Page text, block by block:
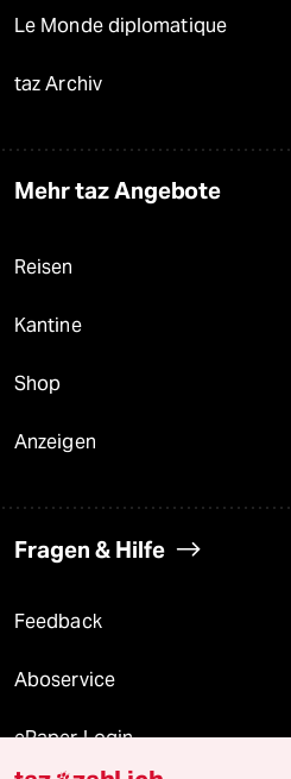
Le Monde diplomatique
taz Archiv
Mehr taz Angebote
Reisen
Kantine
Shop
Anzeigen
Fragen & Hilfe
Feedback
Aboservice
ePaper Login